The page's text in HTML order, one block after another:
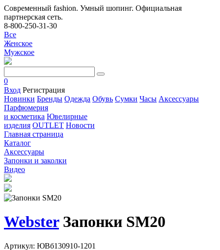
Современный fashion. Умный шопинг. Официальная
партнерская сеть.
8-800-250-31-30
Все
Женское
Мужское
0
Вход Регистрация
Новинки Бренды Одежда Обувь Сумки Часы Аксессуары
Парфюмерия
и косметика Ювелирные
изделия OUTLET Новости
Главная страница
Каталог
Аксессуары
Запонки и заколки
Видео
WebsterЗапонки SM20
Артикул: ЮВб130910-1201